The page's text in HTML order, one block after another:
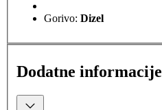
Gorivo: Dizel
Dodatne informacije